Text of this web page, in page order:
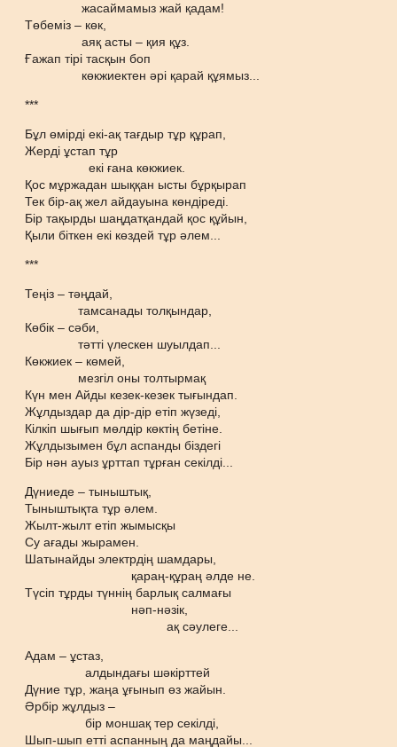
жасаймамыз жай қадам!
Төбеміз – көк,
аяқ асты – қия құз.
Ғажап тірі тасқын боп
көкжиектен әрі қарай құямыз...
***
Бұл өмірді екі-ақ тағдыр тұр құрап,
Жерді ұстап тұр
екі ғана көкжиек.
Қос мұржадан шыққан ысты бұрқырап
Тек бір-ақ жел айдауына көндіреді.
Бір тақырды шаңдатқандай қос құйын,
Қыли біткен екі көздей тұр әлем...
***
Теңіз – тәңдай,
тамсанады толқындар,
Көбік – сәби,
тәтті үлескен шуылдап...
Көкжиек – көмей,
мезгіл оны толтырмақ
Күн мен Айды кезек-кезек тығындап.
Жұлдыздар да дір-дір етіп жүзеді,
Кілкіп шығып мөлдір көктің бетіне.
Жұлдызымен бұл аспанды біздегі
Бір нән ауыз ұрттап тұрған секілді...
Дүниеде – тыныштық,
Тыныштықта тұр әлем.
Жылт-жылт етіп жымысқы
Су ағады жырамен.
Шатынайды электрдің шамдары,
қараң-құраң әлде не.
Түсіп тұрды түннің барлық салмағы
нәп-нәзік,
ақ сәулеге...
Адам – ұстаз,
алдындағы шәкірттей
Дүние тұр, жаңа ұғынып өз жайын.
Әрбір жұлдыз –
бір моншақ тер секілді,
Шып-шып етті аспанның да маңдайы...